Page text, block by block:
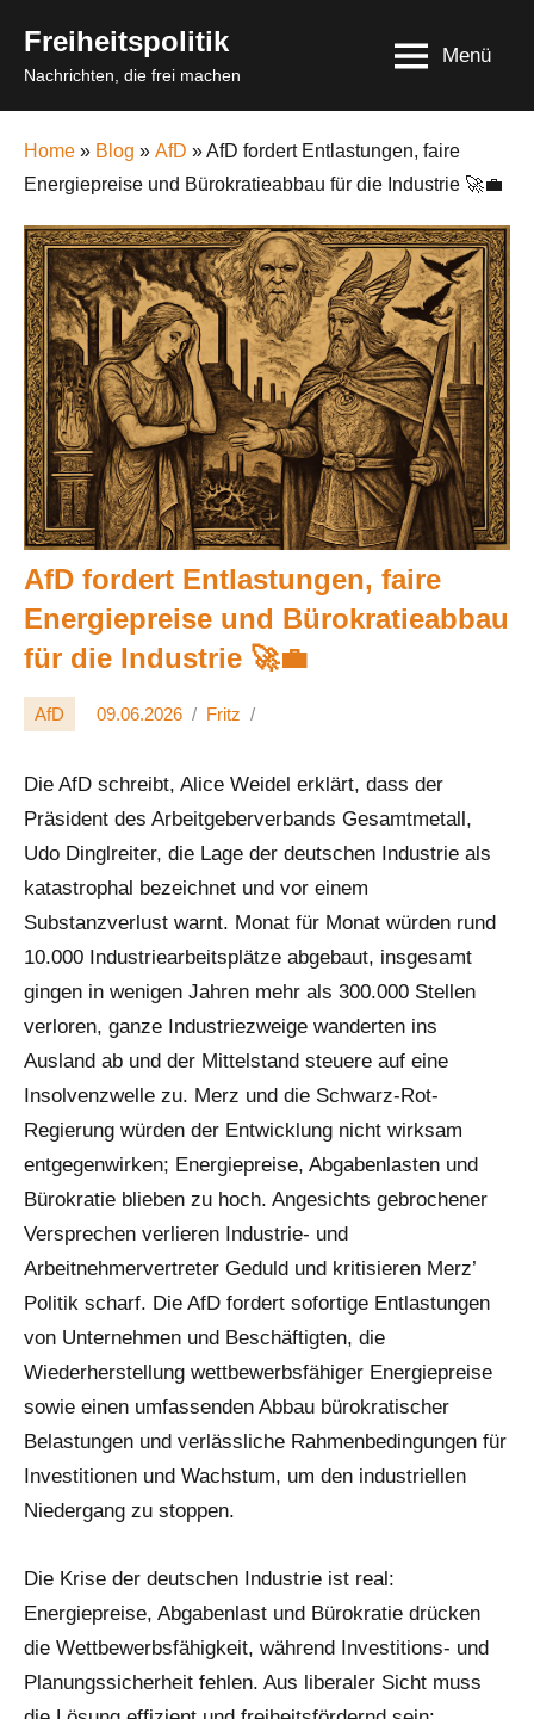
content
Freiheitspolitik
Nachrichten, die frei machen
Menü
Home » Blog » AfD » AfD fordert Entlastungen, faire
Energiepreise und Bürokratieabbau für die Industrie 🚀💼
AfD fordert Entlastungen, faire
Energiepreise und Bürokratieabbau
für die Industrie 🚀💼
AfD 09.06.2026 Fritz
Die AfD schreibt, Alice Weidel erklärt, dass der
Präsident des Arbeitgeberverbands Gesamtmetall,
Udo Dinglreiter, die Lage der deutschen Industrie als
katastrophal bezeichnet und vor einem
Substanzverlust warnt. Monat für Monat würden rund
10.000 Industriearbeitsplätze abgebaut, insgesamt
gingen in wenigen Jahren mehr als 300.000 Stellen
verloren, ganze Industriezweige wanderten ins
Ausland ab und der Mittelstand steuere auf eine
Insolvenzwelle zu. Merz und die Schwarz-Rot-
Regierung würden der Entwicklung nicht wirksam
entgegenwirken; Energiepreise, Abgabenlasten und
Bürokratie blieben zu hoch. Angesichts gebrochener
Versprechen verlieren Industrie- und
Arbeitnehmervertreter Geduld und kritisieren Merz’
Politik scharf. Die AfD fordert sofortige Entlastungen
von Unternehmen und Beschäftigten, die
Wiederherstellung wettbewerbsfähiger Energiepreise
sowie einen umfassenden Abbau bürokratischer
Belastungen und verlässliche Rahmenbedingungen für
Investitionen und Wachstum, um den industriellen
Niedergang zu stoppen.
Die Krise der deutschen Industrie ist real:
Energiepreise, Abgabenlast und Bürokratie drücken
die Wettbewerbsfähigkeit, während Investitions- und
Planungssicherheit fehlen. Aus liberaler Sicht muss